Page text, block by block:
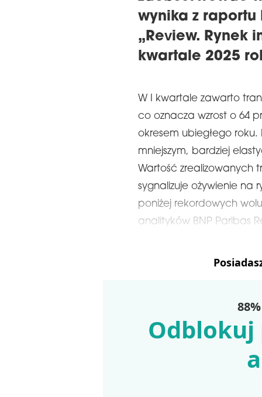
wynika z raportu
„Review. Rynek
kwartale 2025
W I kwartale zawarto
co oznacza wzrost o 64
okresem ubiegłego roku.
mniejszym, bardziej
Wartość zrealizowanych
sygnalizuje ożywienie na
poniżej rekordowych
analityków BNP Paribas
Odblokuj